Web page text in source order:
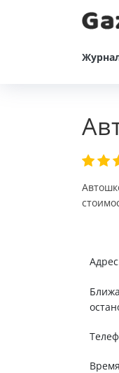
Время